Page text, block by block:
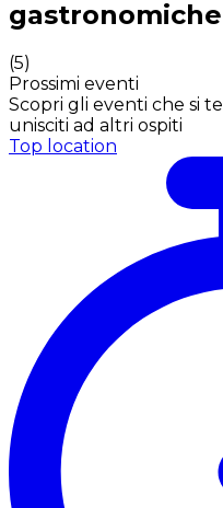
gastronomiche
(5)
Prossimi eventi
Scopri gli eventi che si
unisciti ad altri ospiti
Top location